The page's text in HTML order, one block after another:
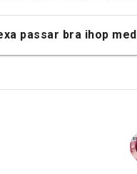
passar bra ihop